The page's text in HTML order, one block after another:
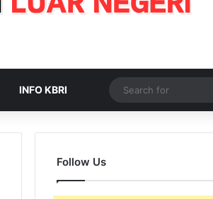
INFO KBRI
Follow Us